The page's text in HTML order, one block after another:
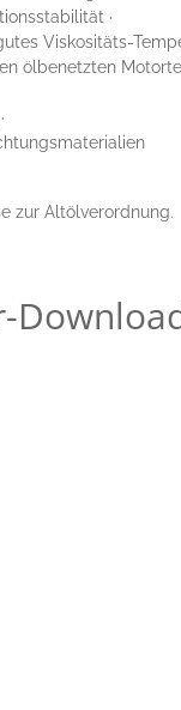
·
Viskositäts-
ölbenetzten
zur Altölverordnung.